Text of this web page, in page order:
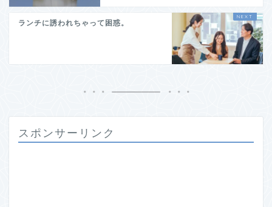
ランチに誘われちゃって困惑。
スポンサーリンク